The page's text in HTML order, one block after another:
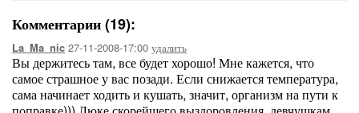
Комментарии (19):
La_Ma_nic 27-11-2008-17:00 удалить
Вы держитесь там, все будет хорошо! Мне кажется, что
самое страшное у вас позади. Если снижается температура,
сама начинает ходить и кушать, значит, организм на пути к